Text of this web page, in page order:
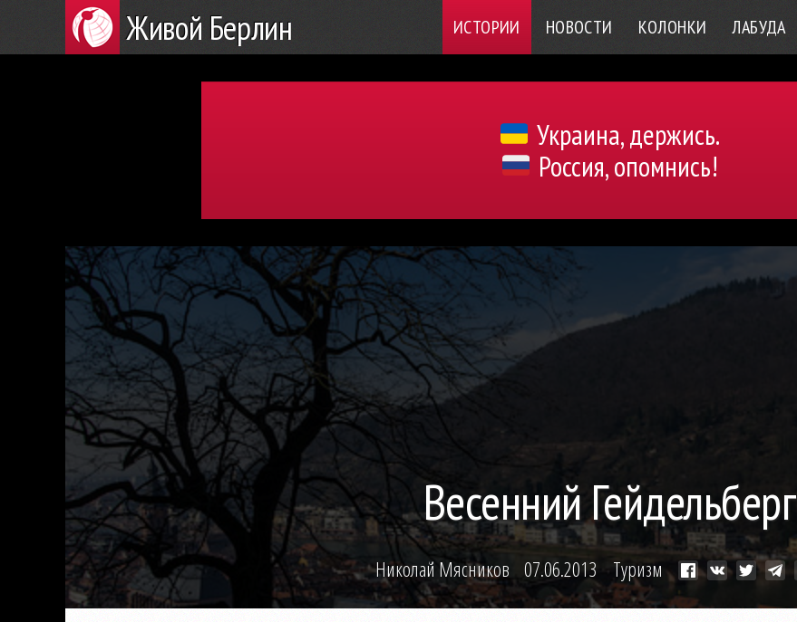
Живой Берлин ИСТОРИИ НОВОСТИ КОЛОНКИ ЛАБУДА
Украина, держись.
Россия, опомнись!
Весенний Гейдельберг
Николай Мясников 07.06.2013 Туризм